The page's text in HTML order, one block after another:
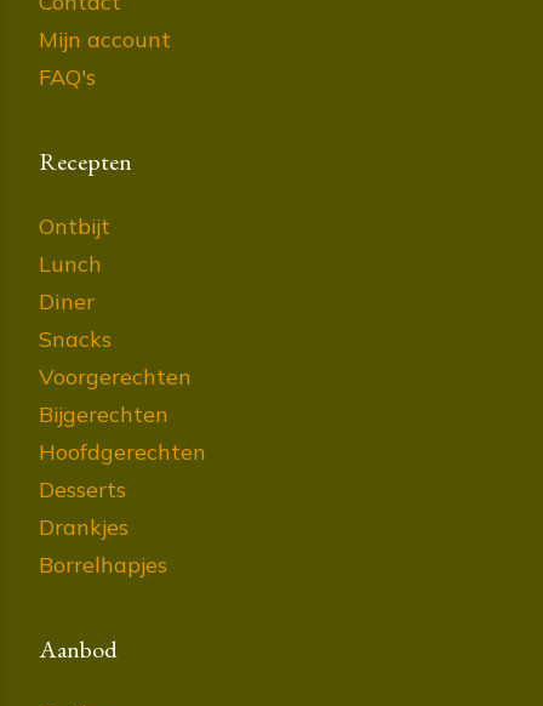
Mijn account
FAQ's
Recepten
Ontbijt
Lunch
Diner
Snacks
Voorgerechten
Bijgerechten
Hoofdgerechten
Desserts
Drankjes
Borrelhapjes
Aanbod